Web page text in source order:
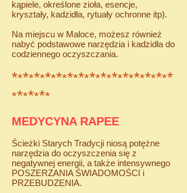
kąpiele, określone zioła, esencje,
kryształy, kadzidła, rytuały ochronne itp).
Na miejscu w Maloce, możesz również
nabyć podstawowe narzędzia i kadzidła do
codziennego oczyszczania.
*****************************
*******
MEDYCYNA RAPEE
Ścieżki Starych Tradycji niosą potężne
narzędzia do oczyszczenia się z
negatywnej energii, a także intensywnego
POSZERZANIA ŚWIADOMOŚCI i
PRZEBUDZENIA.​